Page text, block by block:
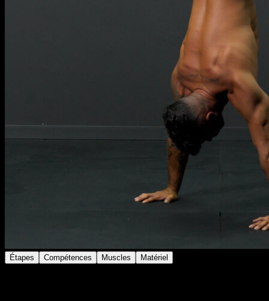
Étapes Compétences Muscles Matériel